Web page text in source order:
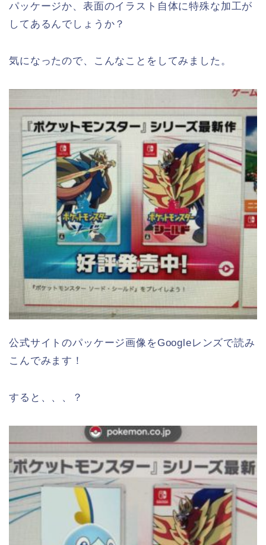
パッケージか、表面のイラスト自体に特殊な加工が
してあるんでしょうか？
気になったので、こんなことをしてみました。
公式サイトのパッケージ画像をGoogleレンズで読み
こんでみます！
すると、、、？